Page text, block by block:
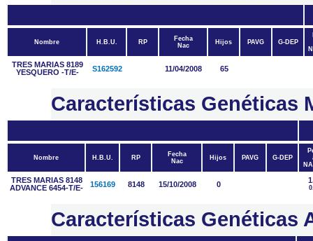
Nombre H.B.U. RP
Fecha
Nac
Hijos PAVG G-DEP
TRES MARIAS 8189
YESQUERO -T/E-
S162592 11/04/2008 65
Características Genéticas
Nombre H.B.U. RP
Fecha
Nac
Hijos PAVG G-DEP
TRES MARIAS 8148
ADVANCE 6454-T/E-
156169 8148 15/10/2008 0
Características Genéticas